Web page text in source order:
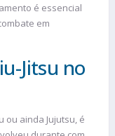
é essencial
em
Jitsu no
ou ainda Jujutsu, é